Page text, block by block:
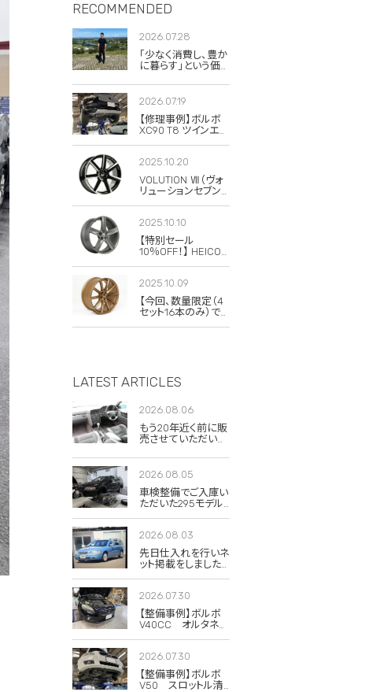
RECOMMENDED
2026.07.28
「少なく消費し、豊か
に暮らす」という価
スウェーデンに惹か
れる理由
2026.07.19
【修理事例】ボルボ
XC90 T8 ツインエン
ERAD（電動リアアク
スル駆動）交換・エア
コンコンプレッサー
交換
2025.10.20
VOLUTION Ⅶ（ヴォ
リューションセブン）
2025.10.10
【特別セール
10％OFF！】 HEICO
Classic 8×19 チタニ
ウム 4本セット
2025.10.09
【今回、数量限定（4
セット16本のみ）で
LATEST ARTICLES
2026.08.06
もう20年近く前に販
売させていただいた
テリア写真が出てき
ました。
2026.08.05
車検整備でご入庫い
ただいた295モデル
2026.08.03
先日仕入れを行いネ
ット掲載をしました
2026.07.30
【整備事例】ボルボ
V40CC オルタネー
2026.07.30
【整備事例】ボルボ
V50 スロットル清